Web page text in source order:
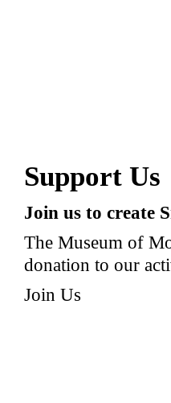
Support Us
Join us to create
The Museum of
donation to our
Join Us